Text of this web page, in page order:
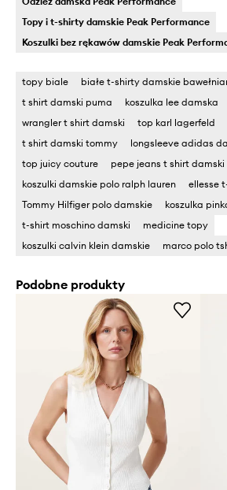
Topy i t-shirty damskie Peak Performance
Koszulki bez rękawów damskie Peak
topy biale
białe t-shirty damskie
t shirt damski puma
koszulka lee damska
wrangler t shirt damski
top karl lagerfeld
t shirt damski tommy
longsleeve adidas
top juicy couture
pepe jeans t shirt damski
koszulki damskie polo ralph lauren
ellesse
Tommy Hilfiger polo damskie
koszulka
t-shirt moschino damski
medicine topy
koszulki calvin klein damskie
marco polo
Podobne produkty